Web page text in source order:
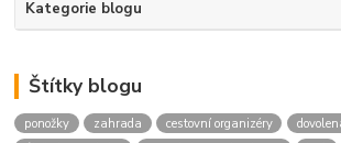
Kategorie blogu
Štítky blogu
ponožky zahrada cestovní organizéry